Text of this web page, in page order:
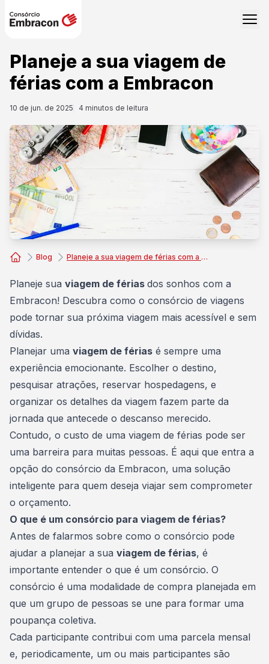
Planeje a sua viagem de
férias com a Embracon
10 de jun. de 2025 4 minutos de leitura
Blog Planeje a sua viagem de férias com a Embracon
Planeje sua viagem de férias dos sonhos com a
Embracon! Descubra como o consórcio de viagens
pode tornar sua próxima viagem mais acessível e sem
dívidas.
Planejar uma viagem de férias é sempre uma
experiência emocionante. Escolher o destino,
pesquisar atrações, reservar hospedagens, e
organizar os detalhes da viagem fazem parte da
jornada que antecede o descanso merecido.
Contudo, o custo de uma viagem de férias pode ser
uma barreira para muitas pessoas. É aqui que entra a
opção do consórcio da Embracon, uma solução
inteligente para quem deseja viajar sem comprometer
o orçamento.
O que é um consórcio para viagem de férias?
Antes de falarmos sobre como o consórcio pode
ajudar a planejar a sua viagem de férias, é
importante entender o que é um consórcio. O
consórcio é uma modalidade de compra planejada em
que um grupo de pessoas se une para formar uma
poupança coletiva.
Cada participante contribui com uma parcela mensal
e, periodicamente, um ou mais participantes são